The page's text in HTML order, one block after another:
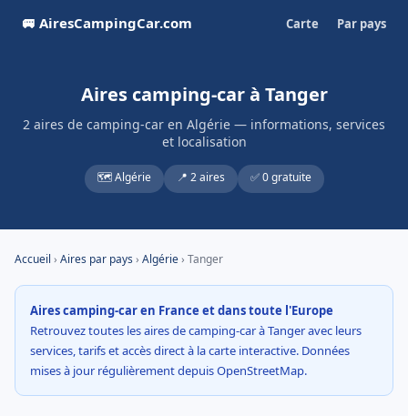
🚐 AiresCampingCar.com Carte Par pays
Aires camping-car à Tanger
2 aires de camping-car en Algérie — informations, services
et localisation
🗺️ Algérie 📍 2 aires ✅ 0 gratuite
Accueil › Aires par pays› Algérie› Tanger
Aires camping-car en France et dans toute l'Europe
Retrouvez toutes les aires de camping-car à Tanger avec leurs
services, tarifs et accès direct à la carte interactive. Données
mises à jour régulièrement depuis OpenStreetMap.